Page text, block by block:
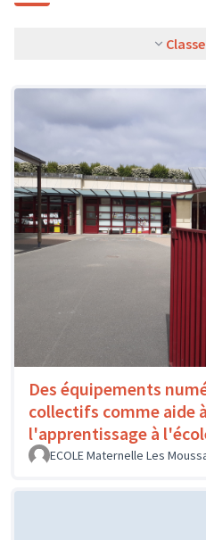
Des équipements
collectifs comme aide à
l'apprentissage à
ECOLE Maternelle Les